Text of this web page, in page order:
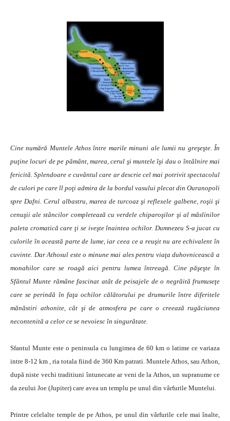
Cine numără Muntele Athos între marile minuni ale lumii nu greşeşte. În
puţine locuri de pe pământ, marea, cerul şi muntele îşi dau o întâlnire mai
fericită. Splendoare e cuvântul care ar descrie cel mai potrivit spectacolul
de culori pe care îl poţi admira de la bordul vasului plecat din Ouranopoli
spre Dafni. Cerul albastru, marea de turcoaz şi reflexele galbene, roşii şi
cenuşii ale stâncilor completează cu verdele chiparoşilor şi al măslinilor
paleta cromatică care ţi se iveşte înaintea ochilor. Dumnezeu S-a jucat cu
culorile în această parte de lume, iar ceea ce a reuşit nu are echivalent în
cuvinte. Dar Athosul este o minune mai ales pentru viaţa duhovnicească a
monahilor care se roagă aici pentru lumea întreagă. Cine păşeşte în
Sfântul Munte rămâne fascinat atât de peisajele de o negrăită frumuseţe
care se perindă în faţa ochilor călătorului pe drumurile între diferitele
mănăstiri athonite, cât şi de atmosfera pe care o creează rugăciunea
necontenită a celor ce se nevoiesc în singurătate.
Sfantul Munte este o peninsula cu lungimea de 60 km o latime ce variaza
intre 8-12 km , ria totala fiind de 360 Km patrati. Muntele Athos, sau Athon,
după niste vechi traditiuni întunecate ar veni de la Athos, un supranume ce
da zeului Joe (Jupiter) care avea un templu pe unul din vârfurile Muntelui.
Printre celelalte temple de pe Athos, pe unul din vârfurile cele mai înalte,